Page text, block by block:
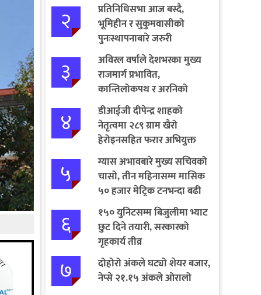
२
प्रतिनिधिसभा आज बस्दै,
भूमिहीन र सुकुमवासीको
पुनःस्थापनाबारे जरुरी
प्रस्तावमाथि छलफल हुने
३
अविरल वर्षाले देशभरका मुख्य
राजमार्ग प्रभावित,
कान्तिलोकपथ र अरनिको
राजमार्ग पूर्ण अवरुद्ध
४
डीआईजी दीपेन्द्र शाहको
नेतृत्वमा २८९ ग्राम खैरो
हेरोइनसहित फरार अभियुक्त
पक्राउ
५
ग्यास अभावबारे मुख्य सचिवको
चासो, तीन महिनासम्म मासिक
५० हजार मेट्रिक टनभन्दा बढी
आयात गर्ने निर्णय
६
१५० युनिटसम्म बिजुलीमा भ्याट
छुट दिने तयारी, सरकारको
गृहकार्य तीव्र
७
दोहोरो अंकले घट्यो शेयर बजार,
नेप्से २१.१५ अंकले ओरालो